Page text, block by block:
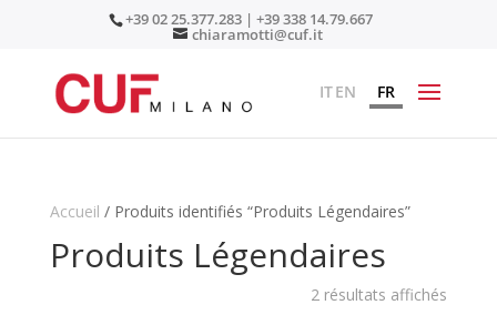
+39 02 25.377.283 | +39 338 14.79.667
chiaramotti@cuf.it
ITEN FR
Accueil / Produits identifiés “Produits Légendaires”
Produits Légendaires
2 résultats affichés